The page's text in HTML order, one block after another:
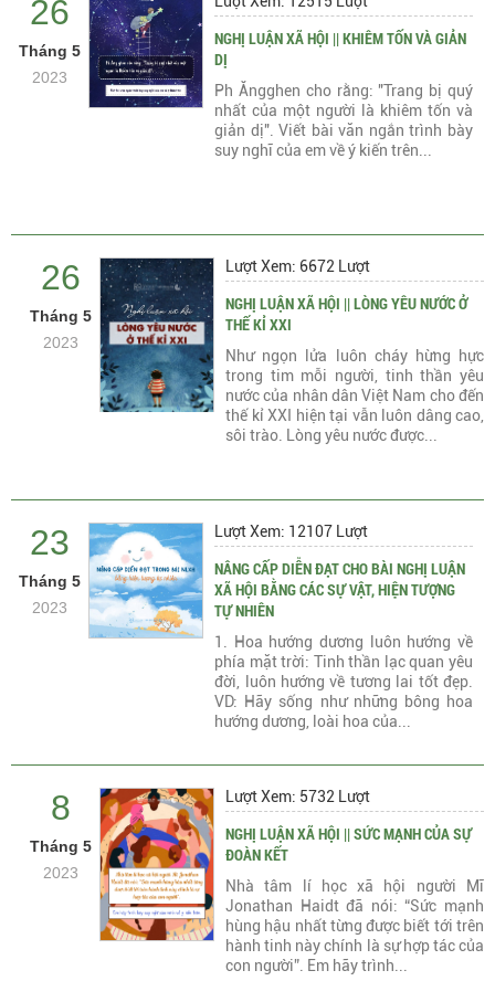
26
Tháng 5
2023
NGHỊ LUẬN XÃ HỘI || KHIÊM TỐN VÀ GIẢN
DỊ
Ph Ăngghen cho rằng: "Trang bị quý
nhất của một người là khiêm tốn và
giản dị". Viết bài văn ngắn trình bày
suy nghĩ của em về ý kiến trên...
26
Tháng 5
2023
Lượt Xem: 6672 Lượt
NGHỊ LUẬN XÃ HỘI || LÒNG YÊU NƯỚC Ở
THẾ KỈ XXI
Như ngọn lửa luôn cháy hừng hực
trong tim mỗi người, tinh thần yêu
nước của nhân dân Việt Nam cho đến
thế kỉ XXI hiện tại vẫn luôn dâng cao,
sôi trào. Lòng yêu nước được...
23
Tháng 5
2023
Lượt Xem: 12107 Lượt
NÂNG CẤP DIỄN ĐẠT CHO BÀI NGHỊ LUẬN
XÃ HỘI BẰNG CÁC SỰ VẬT, HIỆN TƯỢNG
TỰ NHIÊN
1. Hoa hướng dương luôn hướng về
phía mặt trời: Tinh thần lạc quan yêu
đời, luôn hướng về tương lai tốt đẹp.
VD: Hãy sống như những bông hoa
hướng dương, loài hoa của...
8
Tháng 5
2023
Lượt Xem: 5732 Lượt
NGHỊ LUẬN XÃ HỘI || SỨC MẠNH CỦA SỰ
ĐOÀN KẾT
Nhà tâm lí học xã hội người Mĩ
Jonathan Haidt đã nói: “Sức mạnh
hùng hậu nhất từng được biết tới trên
hành tinh này chính là sự hợp tác của
con người”. Em hãy trình...